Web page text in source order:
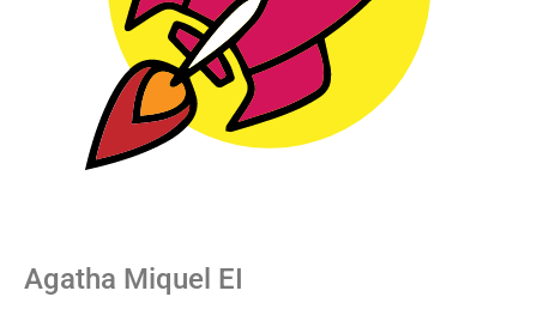
Agatha Miquel EI